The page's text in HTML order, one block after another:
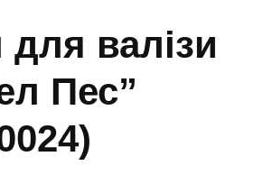
валізи
Пес”